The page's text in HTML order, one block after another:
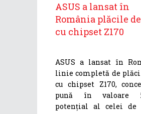
ASUS a lansat în
România plăcile
cu chipset Z170
ASUS a lansat în
linie completă de plăci
cu chipset Z170,
pună în valoare
potențial al celei de